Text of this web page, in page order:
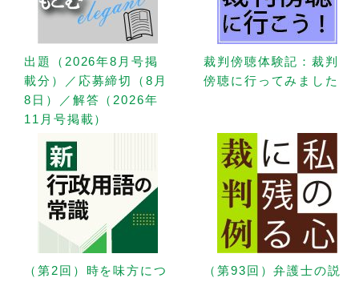
出題（2026年8月号掲
載分）／応募締切（8月
8日）／解答（2026年
11月号掲載）
裁判傍聴体験記：裁判
傍聴に行ってみました
（第2回）時を味方につ （第93回）弁護士の説